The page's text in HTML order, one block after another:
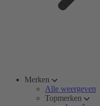
Merken
Alle weergeven
Topmerken